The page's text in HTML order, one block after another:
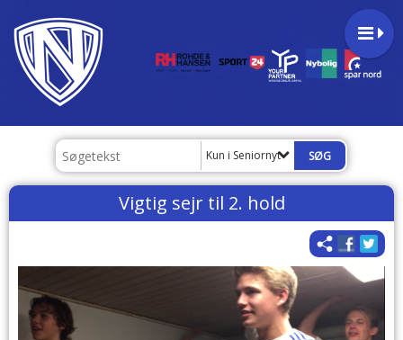
Kun i Seniornyt
Vigtig sejr til 2. hold